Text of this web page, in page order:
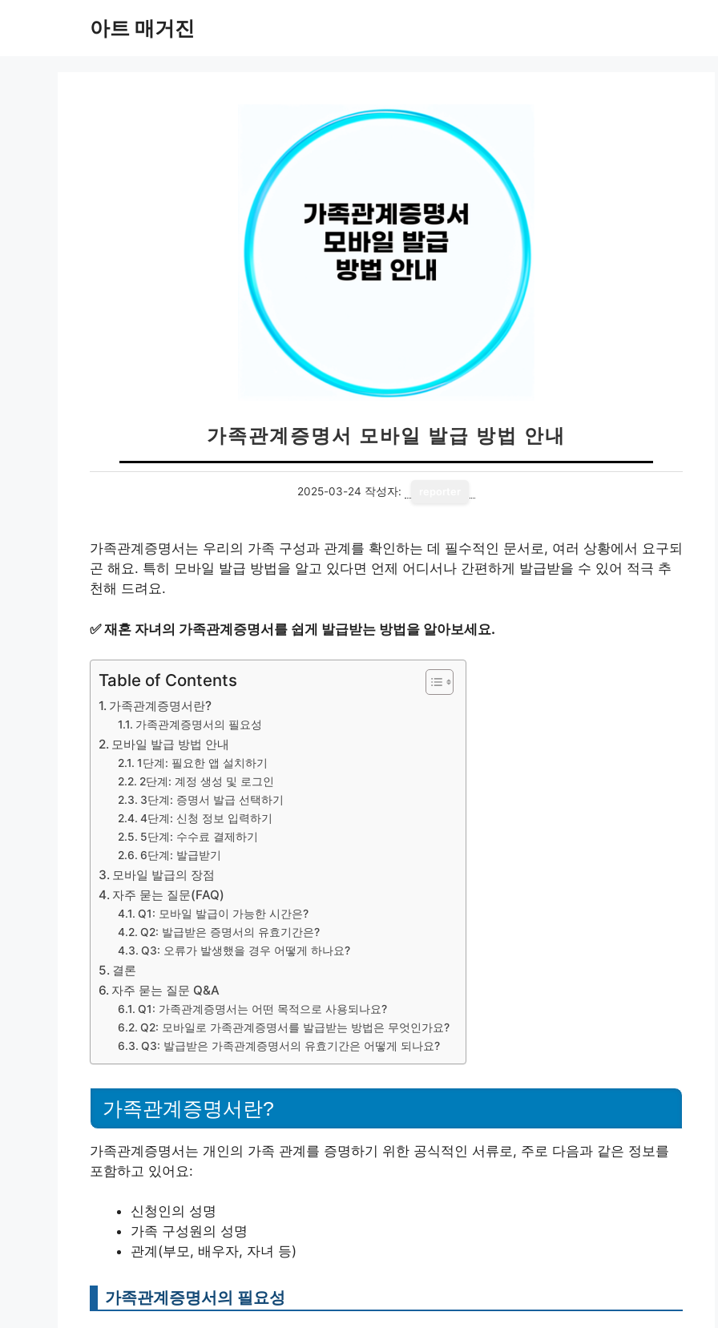
아트 매거진
가족관계증명서 모바일 발급 방법 안내
2025-03-24 작성자:
가족관계증명서는 우리의 가족 구성과 관계를 확인하는 데 필수적인 문서로, 여러 상황에서 요구되
곤 해요. 특히 모바일 발급 방법을 알고 있다면 언제 어디서나 간편하게 발급받을 수 있어 적극 추
천해 드려요.
✅재혼 자녀의 가족관계증명서를 쉽게 발급받는 방법을 알아보세요.
Table of Contents
가족관계증명서란?
가족관계증명서의 필요성
모바일 발급 방법 안내
1단계: 필요한 앱 설치하기
2단계: 계정 생성 및 로그인
3단계: 증명서 발급 선택하기
4단계: 신청 정보 입력하기
5단계: 수수료 결제하기
6단계: 발급받기
모바일 발급의 장점
자주 묻는 질문(FAQ)
Q1: 모바일 발급이 가능한 시간은?
Q2: 발급받은 증명서의 유효기간은?
Q3: 오류가 발생했을 경우 어떻게 하나요?
결론
자주 묻는 질문 Q&A
Q1: 가족관계증명서는 어떤 목적으로 사용되나요?
Q2: 모바일로 가족관계증명서를 발급받는 방법은 무엇인가요?
Q3: 발급받은 가족관계증명서의 유효기간은 어떻게 되나요?
가족관계증명서란?
가족관계증명서는 개인의 가족 관계를 증명하기 위한 공식적인 서류로, 주로 다음과 같은 정보를
포함하고 있어요:
신청인의 성명
가족 구성원의 성명
관계(부모, 배우자, 자녀 등)
가족관계증명서의 필요성